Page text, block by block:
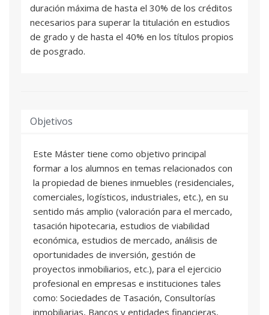
duración máxima de hasta el 30% de los créditos
necesarios para superar la titulación en estudios
de grado y de hasta el 40% en los títulos propios
de posgrado.
Objetivos
Este Máster tiene como objetivo principal
formar a los alumnos en temas relacionados con
la propiedad de bienes inmuebles (residenciales,
comerciales, logísticos, industriales, etc.), en su
sentido más amplio (valoración para el mercado,
tasación hipotecaria, estudios de viabilidad
económica, estudios de mercado, análisis de
oportunidades de inversión, gestión de
proyectos inmobiliarios, etc.), para el ejercicio
profesional en empresas e instituciones tales
como: Sociedades de Tasación, Consultorías
inmobiliarias, Bancos y entidades financieras,